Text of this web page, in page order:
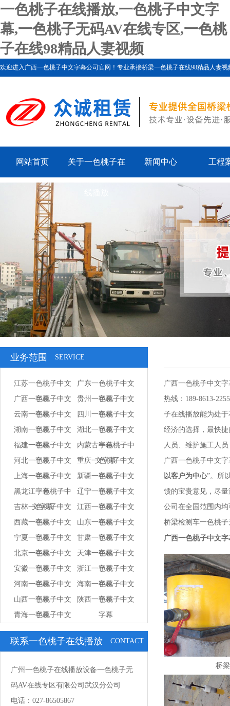
一色桃子在线播放,一色桃子中文字
幕,一色桃子无码AV在线专区,一色桃
子在线98精品人妻视频
欢迎进入广西一色桃子中文字幕公司官网！专业承接桥梁一色桃子在线98精品人妻视频
网站首页 关于一色桃子在 新闻中心 工程
业务范围 SERVICE
江苏一色桃子中文
字幕
广东一色桃子中文
字幕
广西一色桃子中文
字幕
贵州一色桃子中文
字幕
云南一色桃子中文
字幕
四川一色桃子中文
字幕
湖南一色桃子中文
字幕
湖北一色桃子中文
字幕
福建一色桃子中文
字幕
内蒙古一色桃子中
文字幕
河北一色桃子中文
字幕
重庆一色桃子中文
字幕
上海一色桃子中文
字幕
新疆一色桃子中文
字幕
黑龙江一色桃子中
文字幕
辽宁一色桃子中文
字幕
吉林一色桃子中文
字幕
江西一色桃子中文
字幕
西藏一色桃子中文
字幕
山东一色桃子中文
字幕
宁夏一色桃子中文
字幕
甘肃一色桃子中文
字幕
北京一色桃子中文
字幕
天津一色桃子中文
字幕
安徽一色桃子中文
字幕
浙江一色桃子中文
字幕
河南一色桃子中文
字幕
海南一色桃子中文
字幕
山西一色桃子中文
字幕
陕西一色桃子中文
字幕
青海一色桃子中文
字幕
联系一色桃子在线播放 CONTACT
广州一色桃子在线播放设备一色桃子无
码AV在线专区有限公司武汉分公司
电话：027-86505867
广西一色桃子中文
热线：189-8613-
子在线播放能为处于
经济的选择，最快
人员、维护施工人员
广西一色桃子中文
以客户为中心”。
馈的宝贵意见，
公司在全国范围内均可
桥梁检测车一色桃子无
广西一色桃子中文字
桥